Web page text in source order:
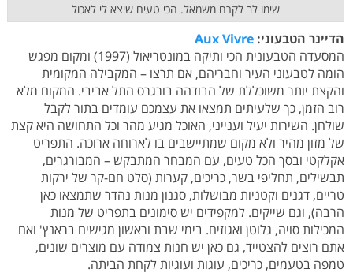
שימו לב לקרם משמאל. הכי טעים שיצא לי לאכול
הדיינר הטבעוני: Aux Vivre
המסעדה הטבעונית הכי ותיקה במונטריאול (1997) ומקום מפגש
הומה לטבעוני העיר וחבריהם, אם תרצו – המקבילה המקומית
והקצת יותר משוכללת של הבודהה בורגרס התל אביבי. המקום מלא
רוב הזמן, כך שלעיתים תמצאו את עצמכם עומדים בתור לקבל
שולחן. השירות יעיל וענייני, האוכל מגיע מהר וכל התחושה היא קצת
של מזון מהיר ולא מקום שמתיישבים בו לארוחה ארוכה. התפריט
אקלקטי ובסך הכל טעים, עם המבחר המתבקש – המבורגרים,
תבשילים, תחליפי בשר, כריכים, קערות (סלט חם-קר של ירקות
טריים, דגנים וקטניות מבושלות, סגנון מנות נהדר שתמצאו כאן
הרבה), וגם שייקים. למקפידים יש סימונים בתפריט של מנות
המכילות סויה, גלוטן ואגוזים. בימי שבת וראשון מגישים בראנץ' ואם
אתם רוצים להצטייד, גם כאן יש חנות צמודה עם מוצרים שונים,
טמפה בטעמים, כריכים, עוגות ועוגיות לקחת הביתה.